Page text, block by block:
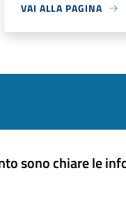
VAI ALLA PAGINA
sono chiare le